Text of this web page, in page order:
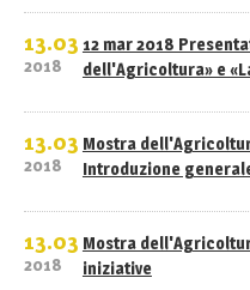
13.03
2018
12 mar 2018
dell'Agricoltura» e
13.03
2018
Mostra
Introduzione
13.03
2018
Mostra
iniziative